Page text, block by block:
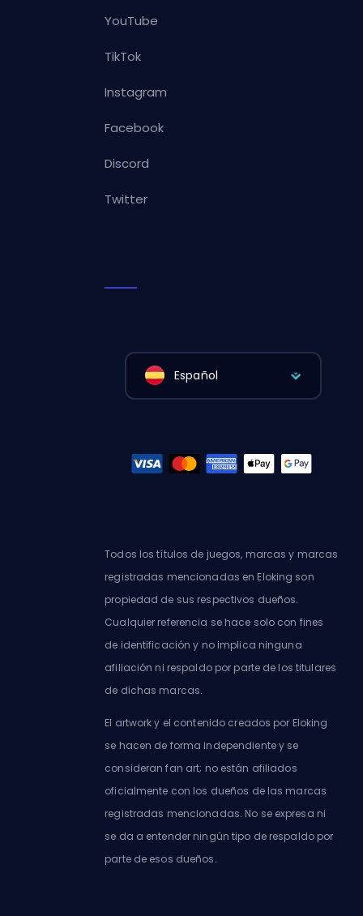
YouTube
TikTok
Instagram
Facebook
Discord
Twitter
Español
Todos los títulos de juegos, marcas y marcas
registradas mencionadas en Eloking son
propiedad de sus respectivos dueños.
Cualquier referencia se hace solo con fines
de identificación y no implica ninguna
afiliación ni respaldo por parte de los titulares
de dichas marcas.
El artwork y el contenido creados por Eloking
se hacen de forma independiente y se
consideran fan art; no están afiliados
oficialmente con los dueños de las marcas
registradas mencionadas. No se expresa ni
se da a entender ningún tipo de respaldo por
parte de esos dueños.